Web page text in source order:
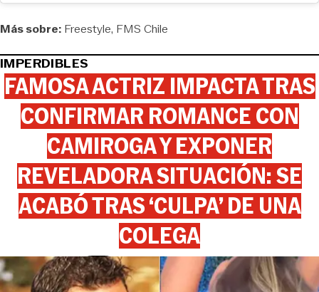
Más sobre: Freestyle FMS Chile
IMPERDIBLES
FAMOSA ACTRIZ IMPACTA TRAS
CONFIRMAR ROMANCE CON
CAMIROGA Y EXPONER
REVELADORA SITUACIÓN: SE
ACABÓ TRAS ‘CULPA’ DE UNA
COLEGA